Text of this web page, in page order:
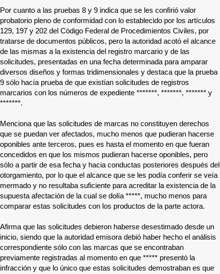
Por cuanto a las pruebas 8 y 9 indica que se les confirió valor
probatorio pleno de conformidad con lo establecido por los artículos
129, 197 y 202 del Código Federal de Procedimientos Civiles, por
tratarse de documentos públicos, pero la autoridad acotó el alcance
de las mismas a la existencia del registro marcario y de las
solicitudes, presentadas en una fecha determinada para amparar
diversos diseños y formas tridimensionales y destaca que la prueba
9 sólo hacía prueba de que existían solicitudes de registros
marcarios con los números de expediente *******, *******, ******* y
*******.
Menciona que las solicitudes de marcas no constituyen derechos
que se puedan ver afectados, mucho menos que pudieran hacerse
oponibles ante terceros, pues es hasta el momento en que fueran
concedidos en que los mismos pudieran hacerse oponibles, pero
sólo a partir de esa fecha y hacia conductas posteriores después del
otorgamiento, por lo que el alcance que se les podía conferir se veía
mermado y no resultaba suficiente para acreditar la existencia de la
supuesta afectación de la cual se dolía *****, mucho menos para
comparar estas solicitudes con los productos de la parte actora.
Afirma que las solicitudes debieron haberse desestimado desde un
inicio, siendo que la autoridad emisora debió haber hecho el análisis
correspondiente sólo con las marcas que se encontraban
previamente registradas al momento en que ***** presentó la
infracción y que lo único que estas solicitudes demostraban es que